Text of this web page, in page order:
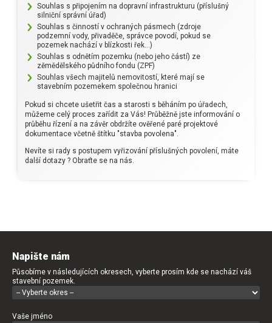
Souhlas s připojením na dopravní infrastrukturu (příslušný
silniční správní úřad)
Souhlas s činností v ochraných pásmech (zdroje
podzemní vody, přivaděče, správce povodí, pokud se
pozemek nachází v blízkosti řek...)
Souhlas s odnětím pozemku (nebo jeho částí) ze
zěmědělského půdního fondu (ZPF)
Souhlas všech majitelů nemovitostí, které mají se
stavebním pozemekem společnou hranici
Pokud si chcete ušetřit čas a starosti s běháním po úřadech,
můžeme celý proces zařídit za Vás! Průběžně jste informování o
průběhu řízení a na závěr obdržíte ověřené paré projektové
dokumentace včetně štítku "stavba povolena".
Nevíte si rady s postupem vyřizování příslušných povolení, máte
další dotazy ? Obraťte se na nás.
Napište nám
Působíme v následujících okresech, vyberte prosím kde se nachází váš
stavební pozemek.
Vaše jméno